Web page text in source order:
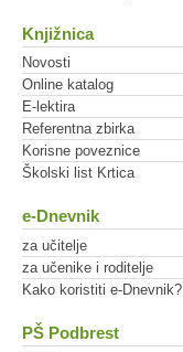
Knjižnica
Novosti
Online katalog
E-lektira
Referentna zbirka
Korisne poveznice
Školski list Krtica
e-Dnevnik
za učitelje
za učenike i roditelje
Kako koristiti e-Dnevnik?
PŠ Podbrest